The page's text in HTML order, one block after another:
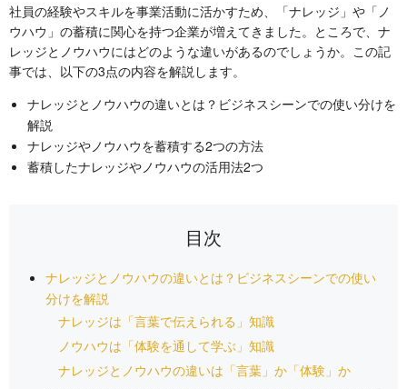
社員の経験やスキルを事業活動に活かすため、「ナレッジ」や「ノ
ウハウ」の蓄積に関心を持つ企業が増えてきました。ところで、ナ
レッジとノウハウにはどのような違いがあるのでしょうか。この記
事では、以下の3点の内容を解説します。
ナレッジとノウハウの違いとは？ビジネスシーンでの使い分けを
解説
ナレッジやノウハウを蓄積する2つの方法
蓄積したナレッジやノウハウの活用法2つ
目次
ナレッジとノウハウの違いとは？ビジネスシーンでの使い
分けを解説
ナレッジは「言葉で伝えられる」知識
ノウハウは「体験を通して学ぶ」知識
ナレッジとノウハウの違いは「言葉」か「体験」か